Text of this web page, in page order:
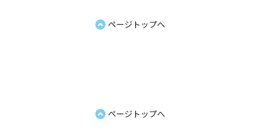
ページトップへ
ページトップへ